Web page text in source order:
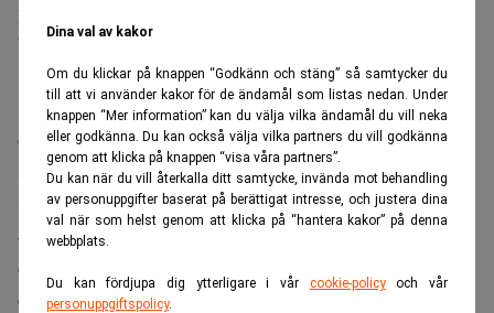
Dina val av kakor
Om du klickar på knappen “Godkänn och stäng” så samtycker du
till att vi använder kakor för de ändamål som listas nedan. Under
knappen “Mer information” kan du välja vilka ändamål du vill neka
eller godkänna. Du kan också välja vilka partners du vill godkänna
genom att klicka på knappen “visa våra partners”.
Du kan när du vill återkalla ditt samtycke, invända mot behandling
av personuppgifter baserat på berättigat intresse, och justera dina
val när som helst genom att klicka på “hantera kakor” på denna
webbplats.
Du kan fördjupa dig ytterligare i vår cookie-policyoch vår
personuppgiftspolicy.
påstår att den nya lagen skulle göra det enklare för de
blinda att faktiskt fälla byten eftersom lasern gör det
möjligt för guiderna att se exakt var siktet är ställt.
På så sätt kan de lättare guida de blinda rätt. Kuempel vill
också att staten till 2008 ska ha definierat tydligt vilka
som är blinda i lagens mening för att de ska kunna få
undantag från förbudet mot lasersikten.
– Det skulle få fler människor ut i naturen och ge dem en
chans att känna stolthet över jakten eftersom det ger dem
en större chans att fälla djur, säger Kuempel, som själv är